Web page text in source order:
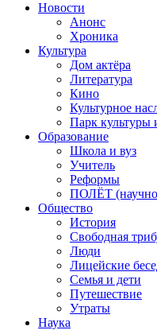
Новости
Анонс
Хроника
Культура
Дом актёра
Литература
Кино
Культурное
Парк культуры
Образование
Школа и вуз
Учитель
Реформы
ПОЛЁТ
Общество
История
Свободная
Люди
Лицейские
Семья и дети
Путешествие
Утраты
Наука